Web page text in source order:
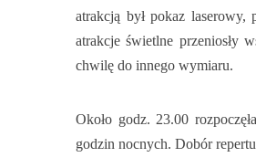
atrakcją był pokaz
atrakcje świetlne przeniosły
chwilę do innego wymiaru.
Około godz. 23.00
godzin nocnych. Dobór